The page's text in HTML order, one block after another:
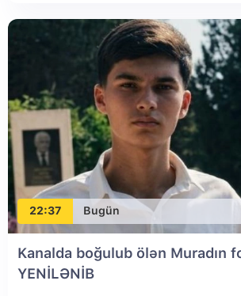
22:37 Bugün
Kanalda boğulub ölən Muradın
YENİLƏNİB